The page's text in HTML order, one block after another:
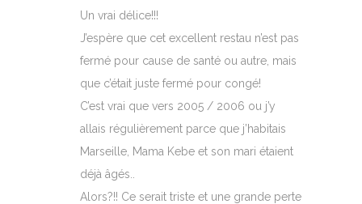
Un vrai délice!!!
J’espère que cet excellent restau n’est pas
fermé pour cause de santé ou autre, mais
que c’était juste fermé pour congé!
C’est vrai que vers 2005 / 2006 ou j’y
allais régulièrement parce que j’habitais
Marseille, Mama Kebe et son mari étaient
déjà âgés..
Alors?!! Ce serait triste et une grande perte